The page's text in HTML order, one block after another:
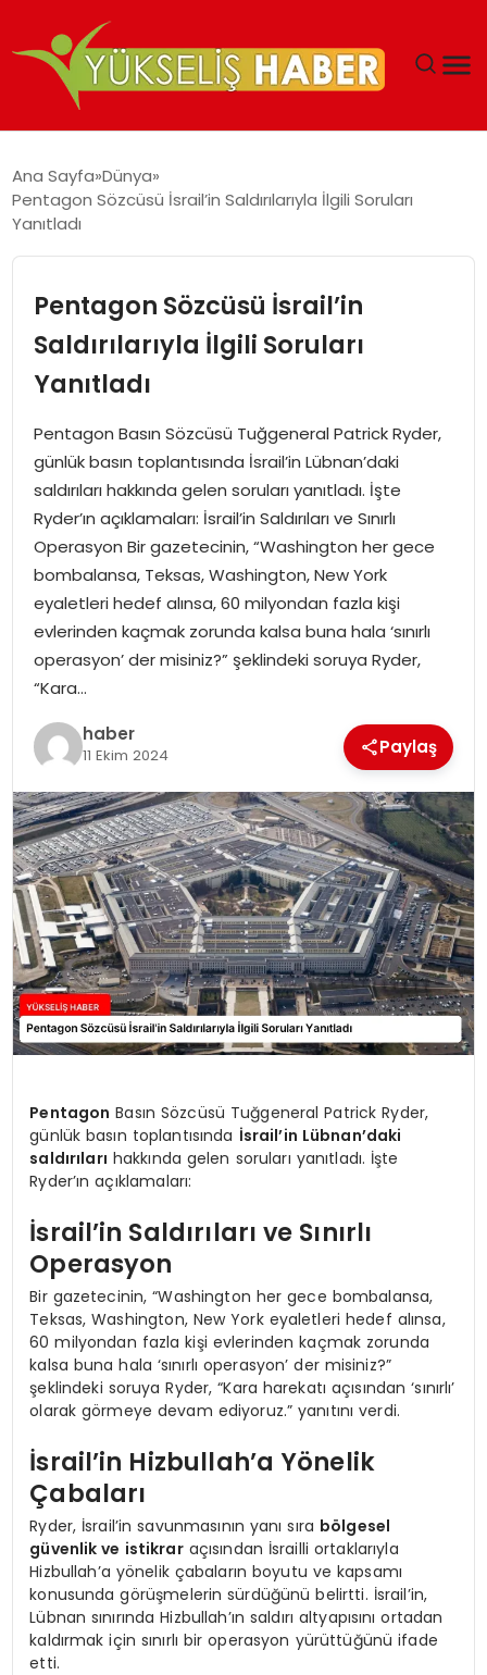
MALIYETLERINI AZALTIYOR’
Ana Sayfa Dünya
Pentagon Sözcüsü İsrail’in Saldırılarıyla İlgili Soruları
Yanıtladı
Pentagon Sözcüsü İsrail’in
Saldırılarıyla İlgili Soruları
Yanıtladı
Pentagon Basın Sözcüsü Tuğgeneral Patrick Ryder,
günlük basın toplantısında İsrail’in Lübnan’daki
saldırıları hakkında gelen soruları yanıtladı. İşte
Ryder’ın açıklamaları: İsrail’in Saldırıları ve Sınırlı
Operasyon Bir gazetecinin, “Washington her gece
bombalansa, Teksas, Washington, New York
eyaletleri hedef alınsa, 60 milyondan fazla kişi
evlerinden kaçmak zorunda kalsa buna hala ‘sınırlı
operasyon’ der misiniz?” şeklindeki soruya Ryder,
“Kara…
haber
11 Ekim 2024 Paylaş
Pentagon Basın Sözcüsü Tuğgeneral Patrick Ryder,
günlük basın toplantısında İsrail’in Lübnan’daki
saldırıları hakkında gelen soruları yanıtladı. İşte
Ryder’ın açıklamaları:
İsrail’in Saldırıları ve Sınırlı
Operasyon
Bir gazetecinin, “Washington her gece bombalansa,
Teksas, Washington, New York eyaletleri hedef alınsa,
60 milyondan fazla kişi evlerinden kaçmak zorunda
kalsa buna hala ‘sınırlı operasyon’ der misiniz?”
şeklindeki soruya Ryder, “Kara harekatı açısından ‘sınırlı’
olarak görmeye devam ediyoruz.” yanıtını verdi.
İsrail’in Hizbullah’a Yönelik
Çabaları
Ryder, İsrail’in savunmasının yanı sıra bölgesel
güvenlik ve istikraraçısından İsrailli ortaklarıyla
Hizbullah’a yönelik çabaların boyutu ve kapsamı
konusunda görüşmelerin sürdüğünü belirtti. İsrail’in,
Lübnan sınırında Hizbullah’ın saldırı altyapısını ortadan
kaldırmak için sınırlı bir operasyon yürüttüğünü ifade
etti.